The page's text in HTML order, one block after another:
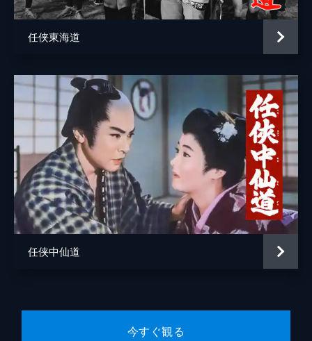
任侠東海道
任侠中仙道
今すぐ観る